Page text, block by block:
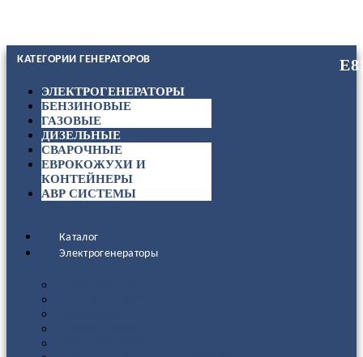
КАТЕГОРИИ ГЕНЕРАТОРОВ
ЭЛЕКТРОГЕНЕРАТОРЫ
БЕНЗИНОВЫЕ
ГАЗОВЫЕ
ДИЗЕЛЬНЫЕ
СВАРОЧНЫЕ
ЕВРОКОЖУХИ И
КОНТЕЙНЕРЫ
АВР СИСТЕМЫ
Каталог
Электрогенераторы